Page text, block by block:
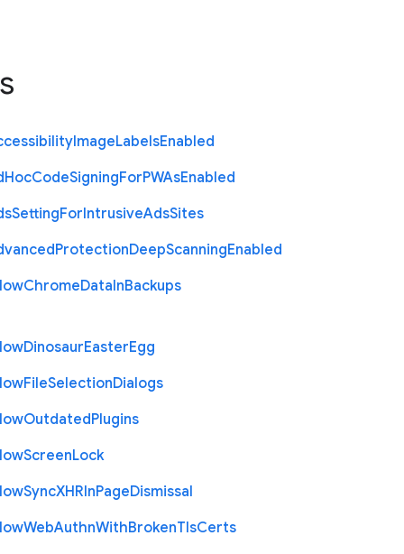
ImageLabelsEnabled
HocCodeSigningForPWAsEnabled
SettingForIntrusiveAdsSites
ProtectionDeepScanningEnabled
ChromeDataInBackups
DinosaurEasterEgg
FileSelectionDialogs
OutdatedPlugins
ScreenLock
SyncXHRInPageDismissal
WebAuthnWithBrokenTlsCerts